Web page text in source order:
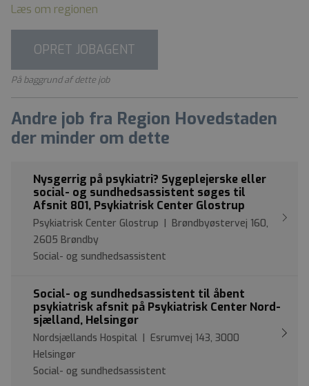
Læs om regionen
OPRET JOBAGENT
På baggrund af dette job
Andre job fra Region Hovedstaden
der minder om dette
Nysgerrig på psykiatri? Sygeplejerske eller
social- og sundhedsassistent søges til
Afsnit 801, Psykiatrisk Center Glostrup
Psykiatrisk Center Glostrup | Brøndbyøstervej 160,
2605 Brøndby
Social- og sundhedsassistent
Social- og sundhedsassistent til åbent
psykiatrisk afsnit på Psykiatrisk Center Nord-
sjælland, Helsingør
Nordsjællands Hospital | Esrumvej 143, 3000
Helsingør
Social- og sundhedsassistent